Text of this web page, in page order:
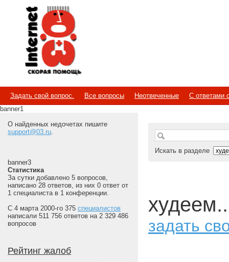
Internet
Скорая помощь
Задать свой вопрос. Все вопросы Неотвеченные
С ответами
banner1
О найденных недочетах пишите
support@03.ru.
banner3
Статистика
За сутки добавлено 5 вопросов,
написано 28 ответов, из них 0 ответ от
1 специалиста в 1 конференции.
С 4 марта 2000-го 375 специалистов
написали 511 756 ответов на 2 329 486
вопросов
Рейтинг жалоб
Искать в разделе
задать